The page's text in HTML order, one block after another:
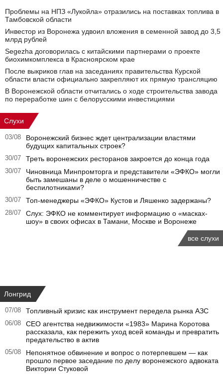
Проблемы на НПЗ «Лукойла» отразились на поставках топлива в
Тамбовской области
Инвестор из Воронежа удвоил вложения в семенной завод до 3,5
млрд рублей
Segezha договорилась с китайскими партнерами о проекте
биохимкомплекса в Красноярском крае
После выкриков глав на заседаниях правительства Курской
области власти официально закрепляют их прямую трансляцию
В Воронежской области отчитались о ходе строительства завода
по переработке шин с белорусскими инвестициями
Слухи
03/08
Воронежский бизнес ждет централизации властями
будущих капитальных строек?
30/07 Треть воронежских ресторанов закроется до конца года
30/07
Чиновница Минпромторга и представители «ЭФКО» могли
быть замешаны в деле о мошенничестве с
беспилотниками?
30/07 Топ-менеджеры «ЭФКО» Кустов и Ляшенко задержаны?
28/07
Слух: ЭФКО не комментирует информацию о «масках-
шоу» в своих офисах в Тамани, Москве и Воронеже
все слухи
Лонгрид
07/08 Топливный кризис как инструмент передела рынка АЗС
06/08
CEO агентства недвижимости «1983» Марина Коротова
рассказала, как пережить уход всей команды и превратить
предательство в актив
05/08
Непонятное обвинение и вопрос о потерпевшем — как
прошло первое заседание по делу воронежского адвоката
Виктории Стуковой